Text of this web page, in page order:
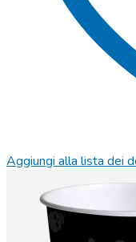
Aggiungi alla lista dei